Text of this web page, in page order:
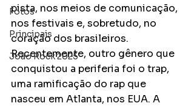
Fotos
Principais
João Rock 2025
pista, nos meios de comunicação,
nos festivais e, sobretudo, no
coração dos brasileiros.
Recentemente, outro gênero que
conquistou a periferia foi o trap,
uma ramificação do rap que
nasceu em Atlanta, nos EUA. A